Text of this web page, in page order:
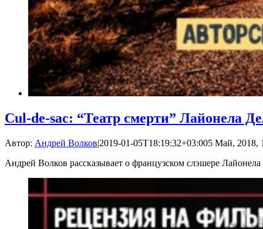
Cul-de-sac: “Театр смерти” Лайонела
Автор: Андрей Волков|2019-01-05T18:19:32+03:005 Май, 2018,
Андрей Волков рассказывает о французском слэшере